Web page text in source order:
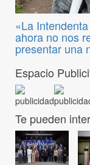
«La
ahora no nos
presentar una
Espacio
Te pueden